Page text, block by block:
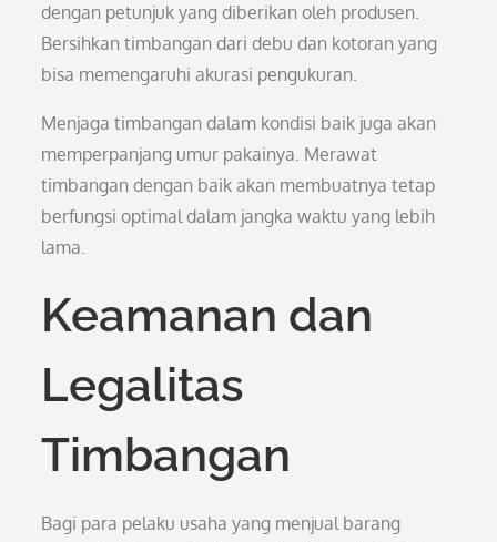
dengan petunjuk yang diberikan oleh produsen.
Bersihkan timbangan dari debu dan kotoran yang
bisa memengaruhi akurasi pengukuran.
Menjaga timbangan dalam kondisi baik juga akan
memperpanjang umur pakainya. Merawat
timbangan dengan baik akan membuatnya tetap
berfungsi optimal dalam jangka waktu yang lebih
lama.
Keamanan dan
Legalitas
Timbangan
Bagi para pelaku usaha yang menjual barang